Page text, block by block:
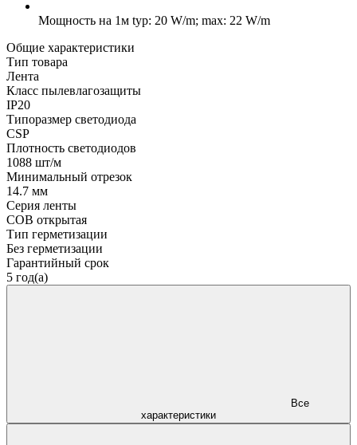
Мощность на 1м typ: 20 W/m; max: 22 W/m
Общие характеристики
Тип товара
Лента
Класс пылевлагозащиты
IP20
Типоразмер светодиода
CSP
Плотность светодиодов
1088 шт/м
Минимальный отрезок
14.7 мм
Серия ленты
COB открытая
Тип герметизации
Без герметизации
Гарантийный срок
5 год(а)
характеристики